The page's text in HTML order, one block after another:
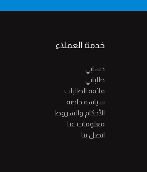
خدمة العملاء
حسابي
طلباتي
قائمة الطلبات
سياسة خاصة
الأحكام والشروط
معلومات عنا
اتصل بنا